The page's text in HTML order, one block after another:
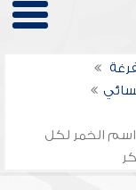
اسم الخمر لكل